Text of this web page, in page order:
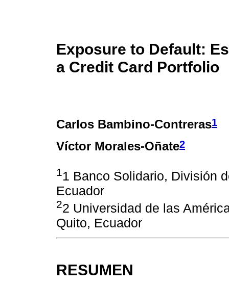
Exposure to Default:
a Credit Card Portfolio
Carlos Bambino-Contreras1
Víctor Morales-Oñate2
11 Banco Solidario, División
Ecuador
22 Universidad de las
Quito, Ecuador
RESUMEN